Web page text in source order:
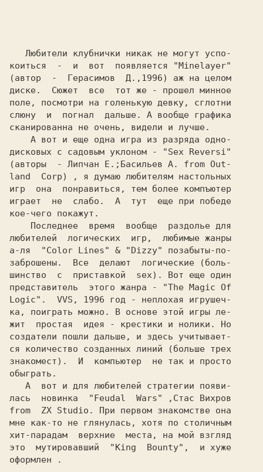
коиться  -  и  вот  появляется
"Minelayer"
(автор  -  Герасимов  Д.,1996) аж на целом
диске.  Сюжет  все  тот же - прошел минное
поле, посмотри на голенькую девку, сглотни
слюну  и  погнал  дальше. А вообще графика
сканированна не очень, видели и лучше.
дисковых с садовым уклоном -
"Sex Reversi"
(авторы  - Липчан Е.;Басильев А. from Out-
land  Corp)
, я думаю любителям настольных
игр  она  понравиться, тем более компъютер
играет  не  слабо.  А  тут  еще при победе
кое-чего покажут.
любителей  логических  игр,  любимые жанры
а-ля  "Color Lines" & "Dizzy" позабыты-по-
заброшены.  Все  делают  логические (боль-
шинство  с  приставкой  sex). Вот еще один
представитель  этого жанра -
"The Magic Of
Logic". VVS, 1996 год - неплохая игрушеч-
ка, поиграть можно. В основе этой игры ле-
жит  простая  идея - крестики и нолики. Но
создатели пошли дальше, и здесь учитывает-
ся количество созданных линий (больше трех
знакомест).  И  компьютер  не так и просто
обыграть.
лась  новинка
"Feudal  Wars"
,Стас Вихров
from  ZX Studio. При первом знакомстве она
мне как-то не глянулась, хотя по столичным
хит-парадам  верхние  места, на мой взгляд
это  мутировавший  "King  Bounty",  и хуже
оформлен .